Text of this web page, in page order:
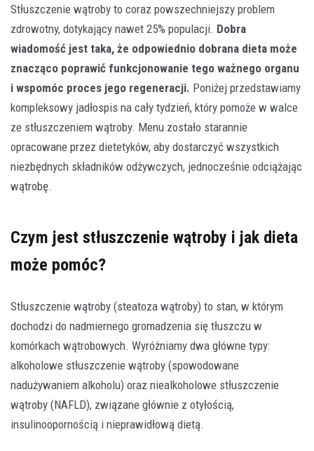
Stłuszczenie wątroby to coraz powszechniejszy problem
zdrowotny, dotykający nawet 25% populacji. Dobra
wiadomość jest taka, że odpowiednio dobrana dieta może
znacząco poprawić funkcjonowanie tego ważnego organu
i wspomóc proces jego regeneracji. Poniżej przedstawiamy
kompleksowy jadłospis na cały tydzień, który pomoże w walce
ze stłuszczeniem wątroby. Menu zostało starannie
opracowane przez dietetyków, aby dostarczyć wszystkich
niezbędnych składników odżywczych, jednocześnie odciążając
wątrobę.
Czym jest stłuszczenie wątroby i jak dieta
może pomóc?
Stłuszczenie wątroby (steatoza wątroby) to stan, w którym
dochodzi do nadmiernego gromadzenia się tłuszczu w
komórkach wątrobowych. Wyróżniamy dwa główne typy:
alkoholowe stłuszczenie wątroby (spowodowane
nadużywaniem alkoholu) oraz niealkoholowe stłuszczenie
wątroby (NAFLD), związane głównie z otyłością,
insulinoopornością i nieprawidłową dietą.